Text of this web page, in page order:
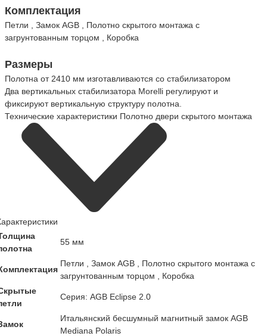
Комплектация
Петли , Замок AGB , Полотно скрытого монтажа с
загрунтованным торцом , Коробка
Размеры
Полотна от 2410 мм изготавливаются со стабилизатором
Два вертикальных стабилизатора Morelli регулируют и
фиксируют вертикальную структуру полотна.
Технические характеристики Полотно двери скрытого монтажа
55 мм
Петли , Замок AGB , Полотно скрытого монтажа с
загрунтованным торцом , Коробка
Cерия: AGB Eclipse 2.0
Итальянский бесшумный магнитный замок AGB
Mediana Polaris